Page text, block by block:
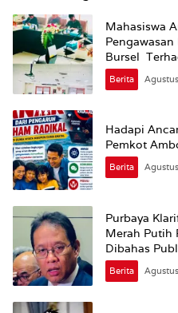
Mahasiswa
Bursel
Jalan
Berita
Hadapi
Pemkot
Berita
Purbaya
Merah Putih
Dibahas
Berita